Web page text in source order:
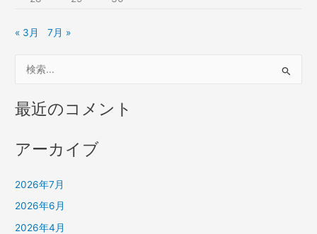
« 3月 7月 »
対
象
最近のコメント
アーカイブ
2026年7月
2026年6月
2026年4月